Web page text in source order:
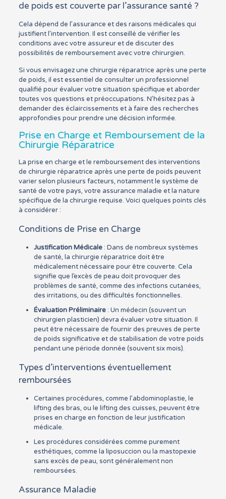
de poids est couverte par l’assurance santé ?
Cela dépend de l’assurance et des raisons médicales qui
justifient l’intervention. Il est conseillé de vérifier les
conditions avec votre assureur et de discuter des
possibilités de remboursement avec votre chirurgien.
Si vous envisagez une chirurgie réparatrice après une perte
de poids, il est essentiel de consulter un professionnel
qualifié pour évaluer votre situation spécifique et aborder
toutes vos questions et préoccupations. N’hésitez pas à
demander des éclaircissements et à faire des recherches
approfondies pour prendre une décision informée.
Prise en Charge et Remboursement de la
Chirurgie Réparatrice
La prise en charge et le remboursement des interventions
de chirurgie réparatrice après une perte de poids peuvent
varier selon plusieurs facteurs, notamment le système de
santé de votre pays, votre assurance maladie et la nature
spécifique de la chirurgie requise. Voici quelques points clés
à considérer :
Conditions de Prise en Charge
Justification Médicale: Dans de nombreux systèmes
de santé, la chirurgie réparatrice doit être
médicalement nécessaire pour être couverte. Cela
signifie que l’excès de peau doit provoquer des
problèmes de santé, comme des infections cutanées,
des irritations, ou des difficultés fonctionnelles.
Évaluation Préliminaire: Un médecin (souvent un
chirurgien plasticien) devra évaluer votre situation. Il
peut être nécessaire de fournir des preuves de perte
de poids significative et de stabilisation de votre poids
pendant une période donnée (souvent six mois).
Types d’interventions éventuellement
remboursées
Certaines procédures, comme l’abdominoplastie, le
lifting des bras, ou le lifting des cuisses, peuvent être
prises en charge en fonction de leur justification
médicale.
Les procédures considérées comme purement
esthétiques, comme la liposuccion ou la mastopexie
sans excès de peau, sont généralement non
remboursées.
Assurance Maladie